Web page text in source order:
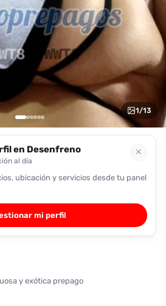
1/13
en Desenfreno
al día
✕
ubicación y servicios desde tu panel
mi perfil
y exótica prepago